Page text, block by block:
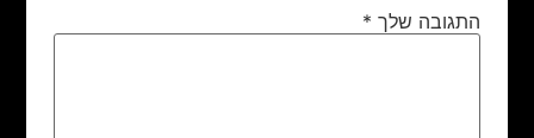
התגובה שלך *